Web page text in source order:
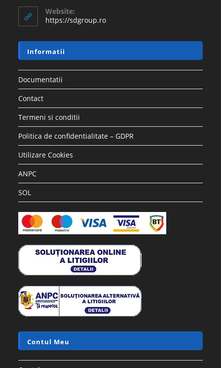
Website:
https://sdgroup.ro
Informatii
Documentatii
Contact
Termeni si conditii
Politica de confidentialitate – GDPR
Utilizare Cookies
ANPC
SOL
Contul Meu